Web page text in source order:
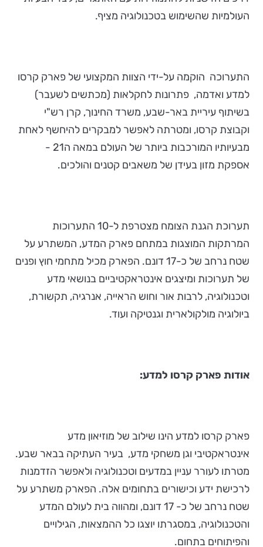
העולמיות שהשימוש בטכנולוגיה מציף.
התערוכה הוקמה על-ידי הצוות המקצועי של פארק קרסו
למדע ואדמה, פתרונות לחקלאות (מכתשים לשעבר)
בשיתוף עיריית באר-שבע, משרד החינוך, קרן רש"י
וקבוצת קרסו, ומטרתה לאפשר למבקרים להיחשף לאחת
מבעיותיו המורכבות ביותר של העולם במאה ה21 -
אספקת מזון בעידן של משאבים קטנים והולכים.
תערוכת הגנת הצומח מצטרפת ל-10 התערוכות
המרתקות המוצגות במתחם פארק המדע, המשתרע על
שטח נרחב של כ-17 דונם. הפארק מכיל מתחמי חוץ ופנים
של תערוכות ומיצגים אינטראקטיביים בנושאי מדע
וטכנולוגיה, לרבות אור וחוש הראייה, אנרגיה, תקשורת,
ביולוגיה מולקולארית וגנטיקה ועוד.
אודות פארק קרסו למדע:
פארק קרסו למדע הינו שילוב של מוזיאון מדע
אינטראקטיבי וגן משחקי מדע, בעיר העתיקה בבאר שבע.
מטרתו לעורר עניין במדעים וטכנולוגיה ולאפשר הזדמנות
לרכישת ידע וכישורים בתחומים אלה. הפארק משתרע על
שטח נרחב של כ- 17 דונם, ומהווה בית לעולם המדע
והטכנולוגיה, במסגרתו יוצגו כל ההמצאות, הגילויים
והפיתוחים בתחום.